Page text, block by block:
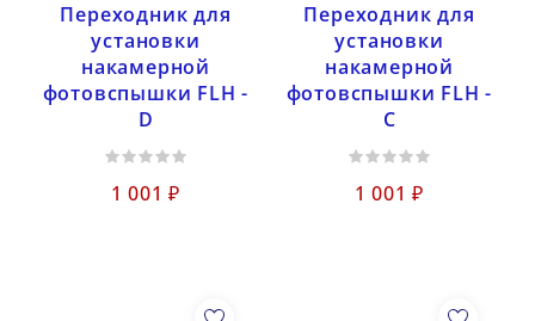
Переходник для
установки
накамерной
фотовспышки FLH -
D
1 001 ₽
Переходник для
установки
накамерной
фотовспышки FLH -
C
1 001 ₽